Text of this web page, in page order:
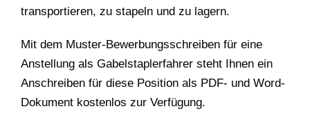
transportieren, zu stapeln und zu lagern.
Mit dem Muster-Bewerbungsschreiben für eine
Anstellung als Gabelstaplerfahrer steht Ihnen ein
Anschreiben für diese Position als PDF- und Word-
Dokument kostenlos zur Verfügung.